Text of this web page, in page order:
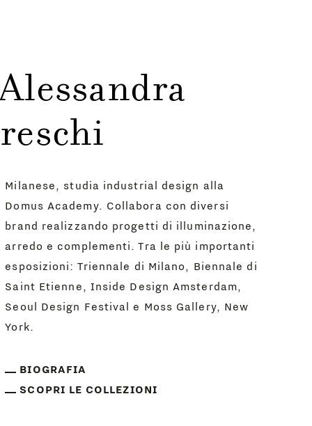
Milanese, studia industrial design alla
Domus Academy. Collabora con diversi
brand realizzando progetti di illuminazione,
arredo e complementi. Tra le più importanti
esposizioni: Triennale di Milano, Biennale di
Saint Etienne, Inside Design Amsterdam,
Seoul Design Festival e Moss Gallery, New
York.
BIOGRAFIA
SCOPRI LE COLLEZIONI